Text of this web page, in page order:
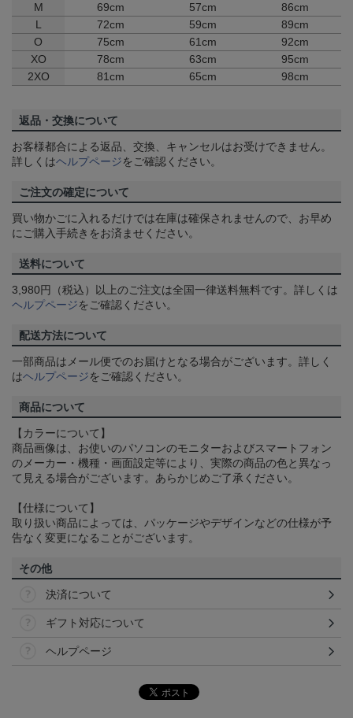
M
69cm 57cm
86cm
L
72cm 59cm
89cm
O
75cm 61cm
92cm
XO
78cm 63cm
95cm
2XO
81cm 65cm 98cm
返品・交換について
お客様都合による返品、交換、キャンセルはお受けできません。
詳しくはヘルプページをご確認ください。
ご注文の確定について
買い物かごに入れるだけでは在庫は確保されませんので、お早め
にご購入手続きをお済ませください。
送料について
3,980円（税込）以上のご注文は全国一律送料無料です。詳しくは
ヘルプページをご確認ください。
配送方法について
一部商品はメール便でのお届けとなる場合がございます。詳しく
はヘルプページをご確認ください。
商品について
【カラーについて】
商品画像は、お使いのパソコンのモニターおよびスマートフォン
のメーカー・機種・画面設定等により、実際の商品の色と異なっ
て見える場合がございます。あらかじめご了承ください。
【仕様について】
取り扱い商品によっては、パッケージやデザインなどの仕様が予
告なく変更になることがございます。
その他
決済について
ギフト対応について
ヘルプページ